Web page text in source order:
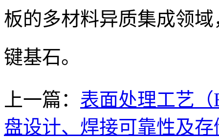
板的多材料异质集成领
键基石。
上一篇： 表面处理工艺（
盘设计、焊接可靠性及